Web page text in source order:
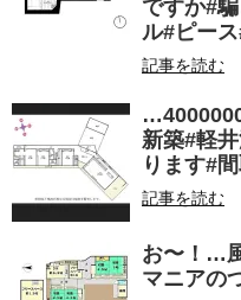
ですか#
ル#ピー
記事を読む
新築#軽
ります#
記事を読む
お〜！…
マニアの